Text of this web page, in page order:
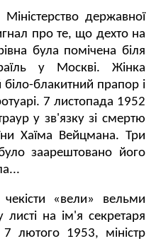
державної
про те, що дехто на
була помічена біля
у Москві. Жінка
блакитний прапор і
7 листопада 1952
у зв'язку зі смертю
Хаїма Вейцмана. Три
заарештовано його
«вели» вельми
на ім'я секретаря
лютого 1953, міністр